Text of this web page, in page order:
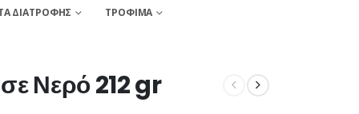
ΔΙΑΤΡΟΦΗΣ ΤΡΟΦΙΜΑ
Νερό 212 gr